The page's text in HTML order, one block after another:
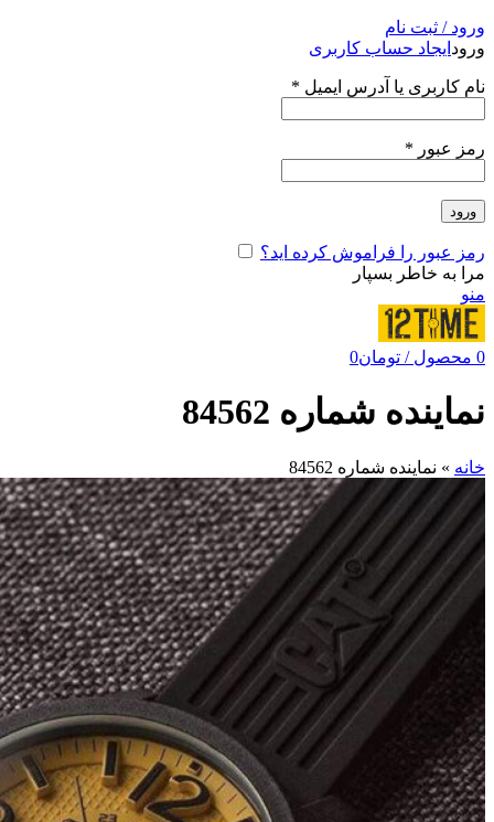
ورود / ثبت نام
ورود ایجاد حساب کاربری
نام کاربری یا آدرس ایمیل *
رمز عبور *
ورود
رمز عبور را فراموش کرده اید؟
مرا به خاطر بسپار
منو
0 محصول / تومان0
نماینده شماره 84562
خانه » نماینده شماره 84562